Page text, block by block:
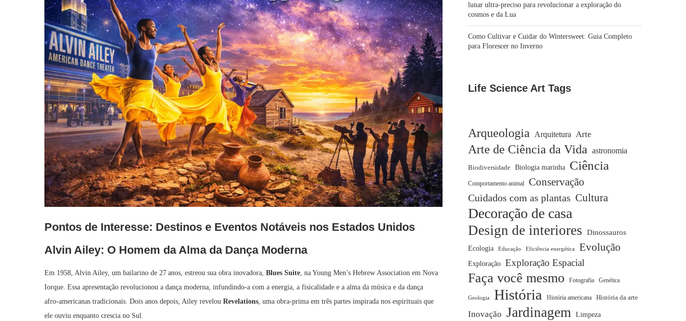
Pontos de Interesse: Destinos e Eventos Notáveis nos Estados Unidos
Alvin Ailey: O Homem da Alma da Dança Moderna
Em 1958, Alvin Ailey, um bailarino de 27 anos, estreou sua obra inovadora, Blues Suite, na Young Men’s Hebrew Association em Nova
Iorque. Essa apresentação revolucionou a dança moderna, infundindo-a com a energia, a fisicalidade e a alma da música e da dança
afro‑americanas tradicionais. Dois anos depois, Ailey revelou Revelations, uma obra‑prima em três partes inspirada nos espirituais que
ele ouviu enquanto crescia no Sul.
lunar ultra-preciso para revolucionar a exploração do
cosmos e da Lua
Como Cultivar e Cuidar do Wintersweet: Guia Completo
para Florescer no Inverno
Life Science Art Tags
Arqueologia Arquitetura Arte
Arte de Ciência da Vida astronomia
Biodiversidade Biologia marinha Ciência
Comportamento animal
Conservação
Cuidados com as plantas Cultura
Decoração de casa
Design de interiores Dinossauros
Ecologia Educação Eficiência energética Evolução
Exploração Exploração Espacial
Faça você mesmo Fotografia Genética
Geologia História História americana História da arte
Inovação Jardinagem Limpeza